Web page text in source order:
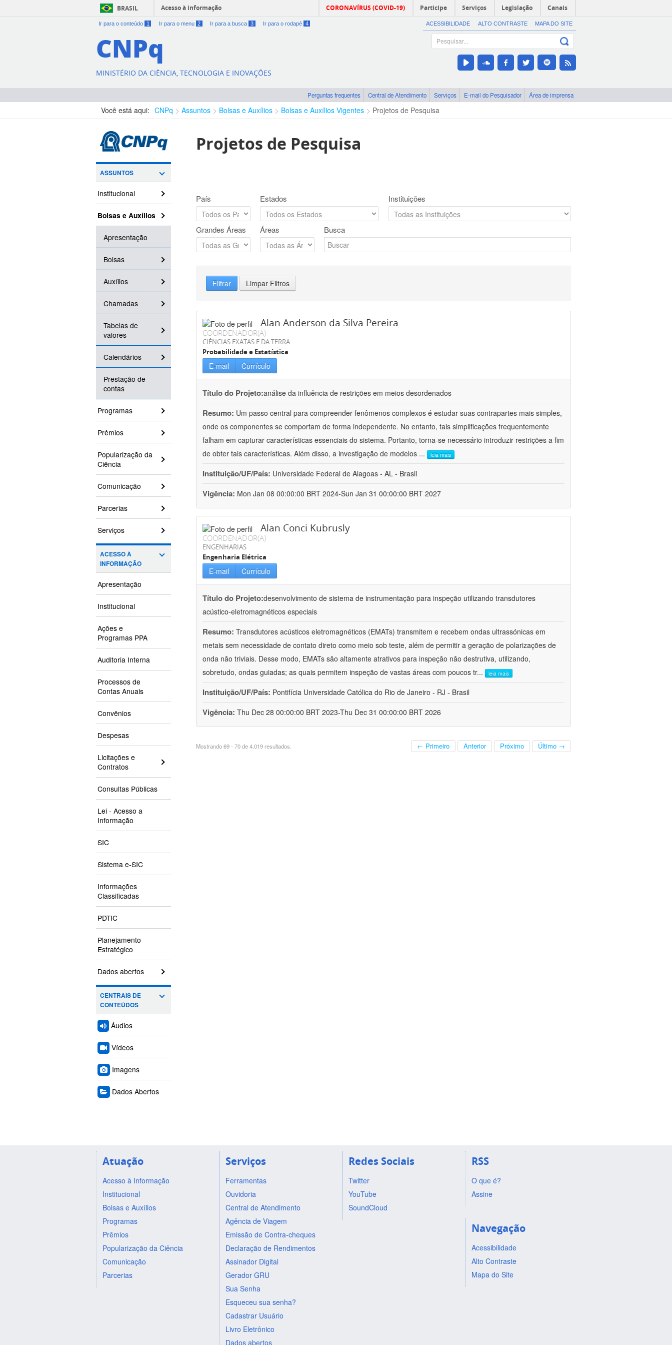
BRASIL Acesso à informação CORONAVÍRUS (COVID-19) Participe Serviços Legislação Canais
Ir para o conteúdo 1 Ir para o menu 2 Ir para a busca 3 Ir para o rodapé 4 ACESSIBILIDADE ALTO CONTRASTE MAPA DO SITE
CNPq
MINISTÉRIO DA CIÊNCIA, TECNOLOGIA E INOVAÇÕES
Perguntas frequentes Central de Atendimento Serviços E-mail do Pesquisador Área de imprensa
Você está aqui: CNPq Assuntos Bolsas e Auxílios Bolsas e Auxílios Vigentes Projetos de Pesquisa
ASSUNTOS
Institucional
Bolsas e Auxílios
Apresentação
Bolsas
Auxílios
Chamadas
Tabelas de
valores
Calendários
Prestação de
contas
Programas
Prêmios
Popularização da
Ciência
Comunicação
Parcerias
Serviços
ACESSO À
INFORMAÇÃO
Apresentação
Institucional
Ações e
Programas PPA
Auditoria Interna
Processos de
Contas Anuais
Convênios
Despesas
Licitações e
Contratos
Consultas Públicas
Lei - Acesso a
Informação
SIC
Sistema e-SIC
Informações
Classificadas
PDTIC
Planejamento
Estratégico
Dados abertos
CENTRAIS DE
CONTEÚDOS
Áudios
Vídeos
Imagens
Dados Abertos
Projetos de Pesquisa
País Estados Instituições
Grandes Áreas Áreas Busca
Filtrar Limpar Filtros
Alan Anderson da Silva Pereira
COORDENADOR(A)
CIÊNCIAS EXATAS E DA TERRA
Probabilidade e Estatística
E-mail Currículo
Título do Projeto:análise da influência de restrições em meios desordenados
Resumo: Um passo central para compreender fenômenos complexos é estudar suas contrapartes mais simples,
onde os componentes se comportam de forma independente. No entanto, tais simplificações frequentemente
falham em capturar características essenciais do sistema. Portanto, torna-se necessário introduzir restrições a fim
de obter tais características. Além disso, a investigação de modelos ... leia mais
Instituição/UF/País: Universidade Federal de Alagoas - AL - Brasil
Vigência: Mon Jan 08 00:00:00 BRT 2024-Sun Jan 31 00:00:00 BRT 2027
Alan Conci Kubrusly
COORDENADOR(A)
ENGENHARIAS
Engenharia Elétrica
E-mail Currículo
Título do Projeto:desenvolvimento de sistema de instrumentação para inspeção utilizando transdutores
acústico-eletromagnéticos especiais
Resumo: Transdutores acústicos eletromagnéticos (EMATs) transmitem e recebem ondas ultrassónicas em
metais sem necessidade de contato direto como meio sob teste, além de permitir a geração de polarizações de
onda não triviais. Desse modo, EMATs são altamente atrativos para inspeção não destrutiva, utilizando,
sobretudo, ondas guiadas; as quais permitem inspeção de vastas áreas com poucos tr... leia mais
Instituição/UF/País: Pontifícia Universidade Católica do Rio de Janeiro - RJ - Brasil
Vigência: Thu Dec 28 00:00:00 BRT 2023-Thu Dec 31 00:00:00 BRT 2026
Mostrando 69 - 70 de 4.019 resultados. ← Primeiro Anterior Próximo Último →
Atuação
Acesso à Informação
Institucional
Bolsas e Auxílios
Programas
Prêmios
Popularização da Ciência
Comunicação
Parcerias
Serviços
Ferramentas
Ouvidoria
Central de Atendimento
Agência de Viagem
Emissão de Contra-cheques
Declaração de Rendimentos
Assinador Digital
Gerador GRU
Sua Senha
Esqueceu sua senha?
Cadastrar Usuário
Livro Eletrônico
Dados abertos
Redes Sociais
Twitter
YouTube
SoundCloud
RSS
O que é?
Assine
Navegação
Acessibilidade
Alto Contraste
Mapa do Site